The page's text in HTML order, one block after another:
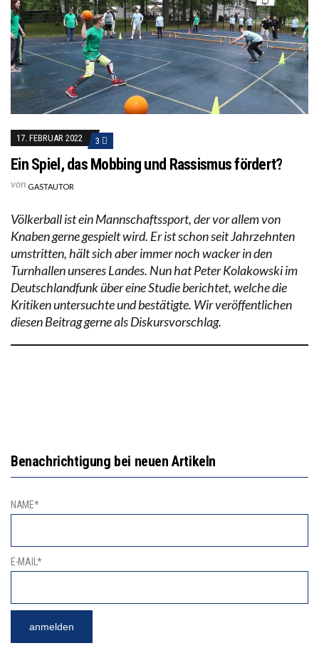
17. FEBRUAR 2022 3
Ein Spiel, das Mobbing und Rassismus fördert?
von GASTAUTOR
Völkerball ist ein Mannschaftssport, der vor allem von
Knaben gerne gespielt wird. Er ist schon seit Jahrzehnten
umstritten, hält sich aber immer noch wacker in den
Turnhallen unseres Landes. Nun hat Peter Kolakowski im
Deutschlandfunk über eine Studie berichtet, welche die
Kritiken untersuchte und bestätigte. Wir veröffentlichen
diesen Beitrag gerne als Diskursvorschlag.
Benachrichtigung bei neuen Artikeln
NAME*
E-MAIL*